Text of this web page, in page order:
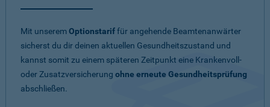
Mit unseremOptionstariffür angehende Beamtenanwärter
sicherst du dir deinen aktuellen Gesundheitszustand und
kannst somit zu einem späteren Zeitpunkt eine Krankenvoll-
oder Zusatzversicherung ohne erneute Gesundheitsprüfung
abschließen.